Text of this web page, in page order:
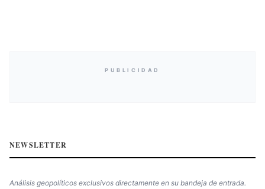
PUBLICIDAD
NEWSLETTER
Análisis geopolíticos exclusivos directamente en su bandeja de entrada.